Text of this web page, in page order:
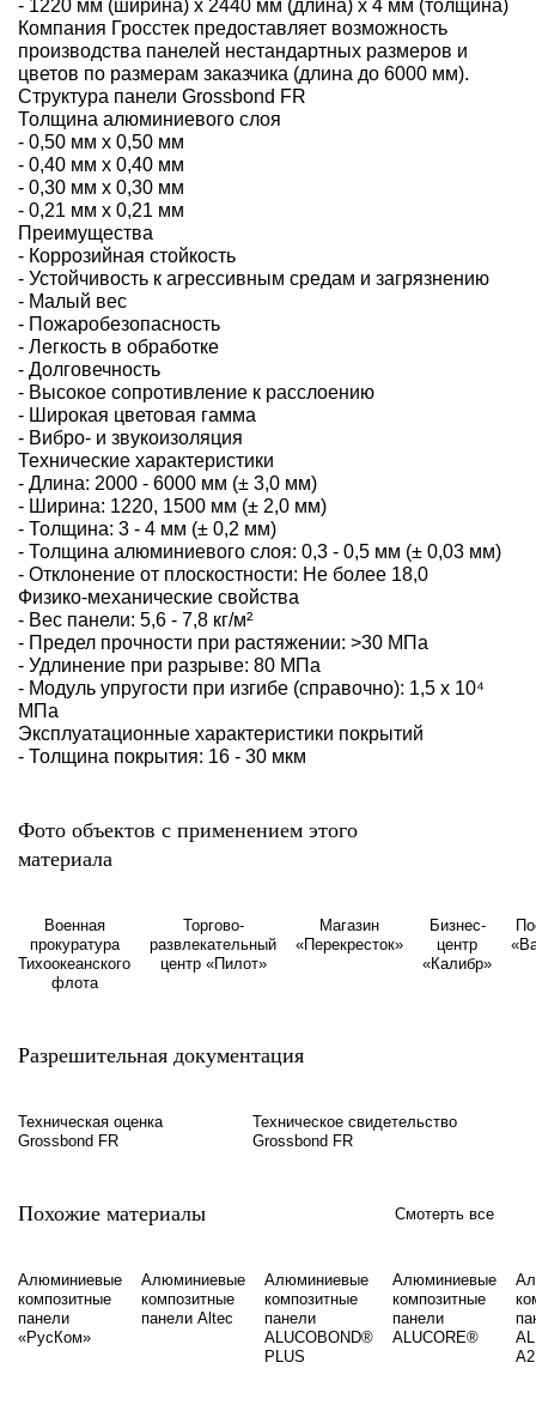
- 1220 мм (ширина) х 2440 мм (длина) х 4 мм (толщина)
Компания Гросстек предоставляет возможность
производства панелей нестандартных размеров и
цветов по размерам заказчика (длина до 6000 мм).
Структура панели Grossbond FR
Толщина алюминиевого слоя
- 0,50 мм х 0,50 мм
- 0,40 мм х 0,40 мм
- 0,30 мм х 0,30 мм
- 0,21 мм х 0,21 мм
Преимущества
- Коррозийная стойкость
- Устойчивость к агрессивным средам и загрязнению
- Малый вес
- Пожаробезопасность
- Легкость в обработке
- Долговечность
- Высокое сопротивление к расслоению
- Широкая цветовая гамма
- Вибро- и звукоизоляция
Технические характеристики
- Длина: 2000 - 6000 мм (± 3,0 мм)
- Ширина: 1220, 1500 мм (± 2,0 мм)
- Толщина: 3 - 4 мм (± 0,2 мм)
- Толщина алюминиевого слоя: 0,3 - 0,5 мм (± 0,03 мм)
- Отклонение от плоскостности: Не более 18,0
Физико-механические свойства
- Вес панели: 5,6 - 7,8 кг/м²
- Предел прочности при растяжении: >30 МПа
- Удлинение при разрыве: 80 МПа
- Модуль упругости при изгибе (справочно): 1,5 х 10⁴
МПа
Эксплуатационные характеристики покрытий
- Толщина покрытия: 16 - 30 мкм
Фото объектов с применением этого
материала
Военная
прокуратура
Тихоокеанского
флота
Торгово-
развлекательный
центр «Пилот»
Магазин
«Перекресток»
Бизнес-
центр
«Калибр»
Разрешительная документация
Техническая оценка
Grossbond FR
Техническое свидетельство
Grossbond FR
Похожие материалы Смотерть все
Алюминиевые
композитные
панели
«РусКом»
Алюминиевые
композитные
панели Altec
Алюминиевые
композитные
панели
ALUCOBOND®
PLUS
Алюминиевые
композитные
панели
ALUCORE®
A2